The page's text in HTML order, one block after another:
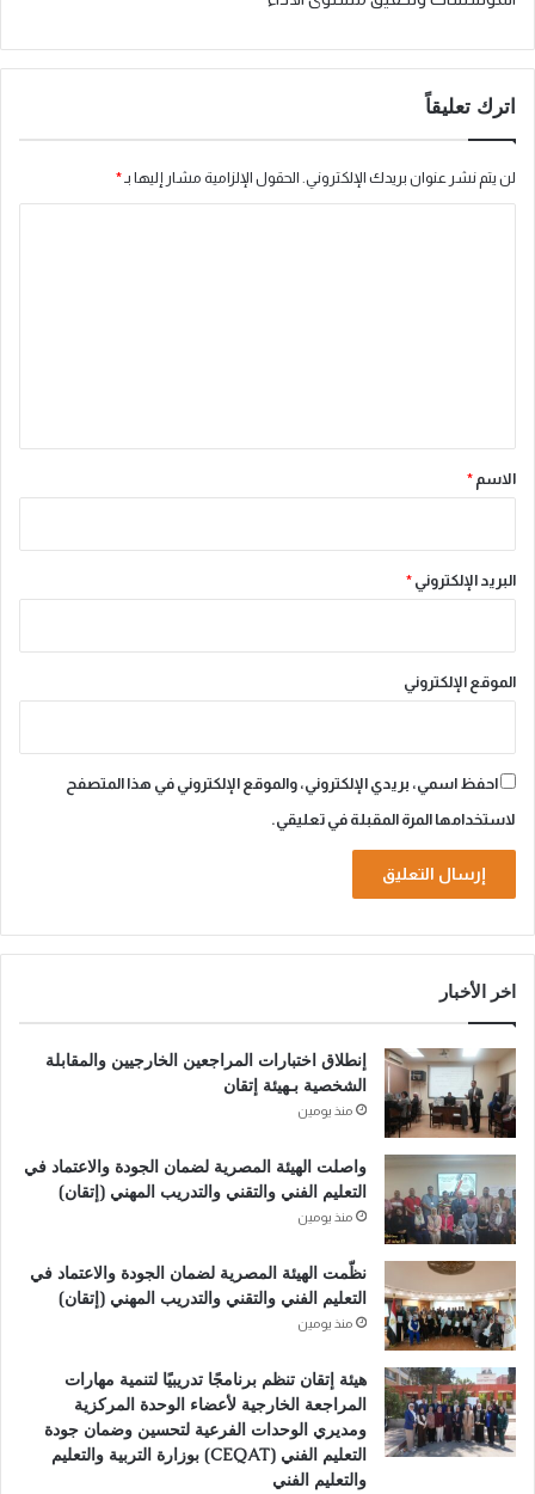
اترك تعليقاً
لن يتم نشر عنوان بريدك الإلكتروني. الحقول الإلزامية مشار إليها بـ *
*
الاسم *
البريد الإلكتروني *
الموقع الإلكتروني
احفظ اسمي، بريدي الإلكتروني، والموقع الإلكتروني في هذا المتصفح
لاستخدامها المرة المقبلة في تعليقي.
t
r
n
a
i
v
e
:
اخر الأخبار
إنطلاق اختبارات المراجعين الخارجيين والمقابلة
الشخصية بـهيئة إتقان
منذ يومين
واصلت الهيئة المصرية لضمان الجودة والاعتماد في
التعليم الفني والتقني والتدريب المهني (إتقان)
منذ يومين
نظّمت الهيئة المصرية لضمان الجودة والاعتماد في
التعليم الفني والتقني والتدريب المهني (إتقان)
منذ يومين
هيئة إتقان تنظم برنامجًا تدريبيًا لتنمية مهارات
المراجعة الخارجية لأعضاء الوحدة المركزية
ومديري الوحدات الفرعية لتحسين وضمان جودة
التعليم الفني (CEQAT) بوزارة التربية والتعليم
والتعليم الفني